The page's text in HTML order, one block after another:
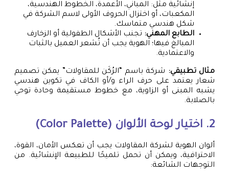
إنشائية مثل: المباني، الأعمدة، الخطوط الهندسية،
المكعبات، أو اختزال الحروف الأولى لاسم الشركة في
شكل هندسي متماسك.
الطابع المهني: تجنب الأشكال الطفولية أو الزخارف
المبالغ فيها؛ الهوية يجب أن تُشعر العميل بالثبات
والاعتمادية.
مثال تطبيقي: شركة باسم “الرُكَن للمقاولات” يمكن تصميم
شعار يعتمد على حرف الراء و/أو الكاف في تكوين هندسي
يشبه المبنى أو الزاوية، مع خطوط مستقيمة وحادة توحي
بالصلابة.
2. اختيار لوحة الألوان (Color Palette)
ألوان الهوية لشركة المقاولات يجب أن تعكس الأمان، القوة،
الاحترافية، ويمكن أن تحمل تلميحًا للطبيعة الإنشائية. من
التوجهات الشائعة: